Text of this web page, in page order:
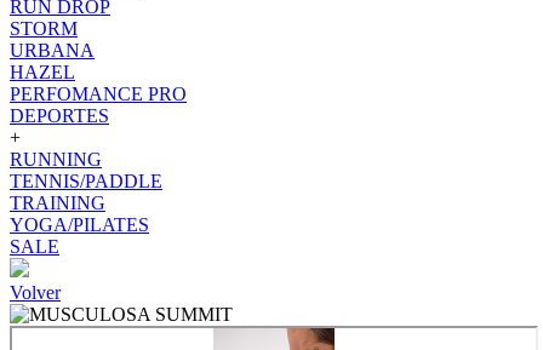
RUN DROP
STORM
URBANA
HAZEL
PERFOMANCE PRO
DEPORTES
+
RUNNING
TENNIS/PADDLE
TRAINING
YOGA/PILATES
SALE
Volver